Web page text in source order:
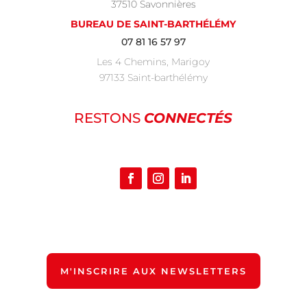
37510 Savonnières
BUREAU DE SAINT-BARTHÉLÉMY
07 81 16 57 97
Les 4 Chemins, Marigoy
97133 Saint-barthélémy
RESTONS CONNECTÉS
M'INSCRIRE AUX NEWSLETTERS